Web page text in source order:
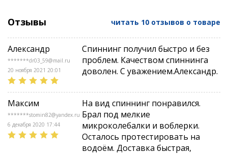
от Mitsubishi, обладают быстрым и средне-быстрым
строем, комплектуются высококачественными
корейскими кольцами с тонкой вставкой.
Специализированная геометрия правильно
распределяет нагрузку по всему бланку и позволяет
справиться даже с крупными экземплярами на
быстром течении. Рукоять их отборной
португальской пробки, катушкодержатель
закрытого типа с верхней контргайкой. Набор
уникальных характеристик для истинных ценителей
речной ловли.
Отзывы читать 10 отзывов о товаре
Александр
*******dr03_59@mail.ru
20 ноября 2021 20:01
Спиннинг получил быстро и без
проблем. Качеством спиннинга
доволен. С уважением.Александр.
Максим
*******stomin82@yandex.ru
6 декабря 2020 17:44
На вид спиннинг понравился.
Брал под мелкие
микроколебалки и воблерки.
Осталось протестировать на
водоём. Доставка быстрая,